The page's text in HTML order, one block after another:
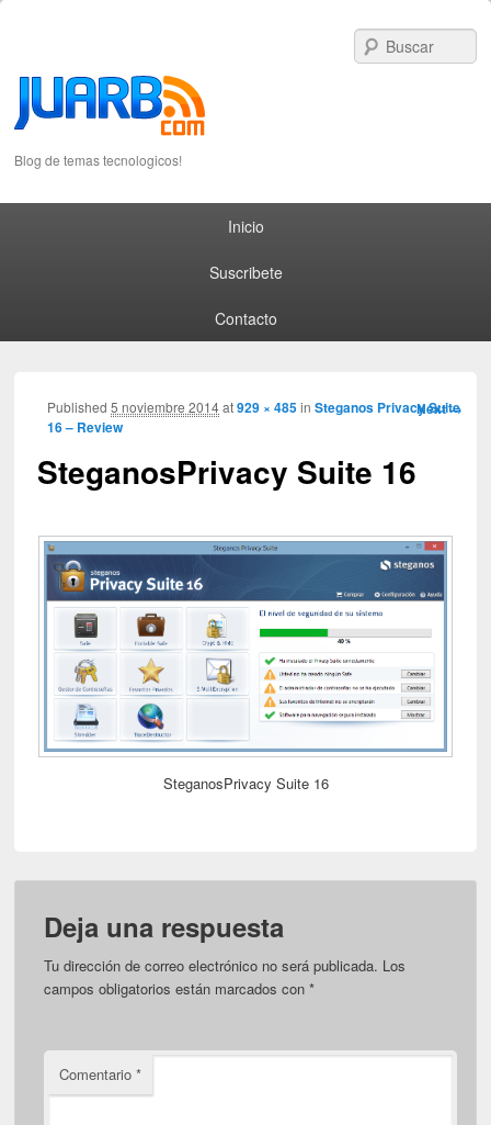
Blog de temas tecnologicos!
Inicio
Suscribete
Contacto
Image
Next →
SteganosPrivacy Suite 16
Published5 noviembre 2014at929 × 485inSteganos Privacy Suite
16 – Review
SteganosPrivacy Suite 16
Deja una respuesta
Tu dirección de correo electrónico no será publicada. Los
campos obligatorios están marcados con*
Comentario*